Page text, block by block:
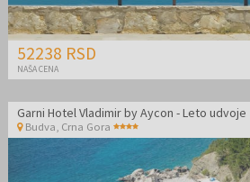
52238 RSD
NAŠA CENA
Garni Hotel Vladimir by Aycon - Leto udvoje
Budva Crna Gora